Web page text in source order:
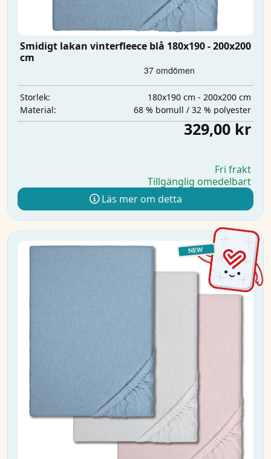
Smidigt lakan vinterfleece blå 180x190 - 200x200
cm
Storlek:
180x190 cm - 200x200 cm
Material:
68 % bomull / 32 % polyester
329,00 kr
Fri frakt
Tillgänglig omedelbart
Läs mer om detta